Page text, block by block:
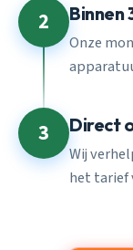
2 Binnen
Onze
3 Direct
Wij
het tarief